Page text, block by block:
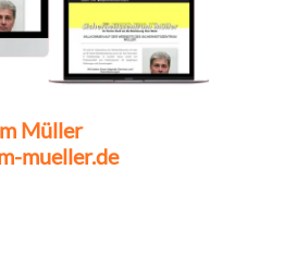
Müller
mueller.de